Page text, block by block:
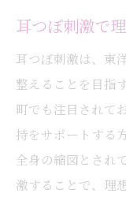
耳つぼ刺激で
耳つぼ刺激は、東
整えることを目指
町でも注目されて
持をサポートする
全身の縮図とされ
激することで、理